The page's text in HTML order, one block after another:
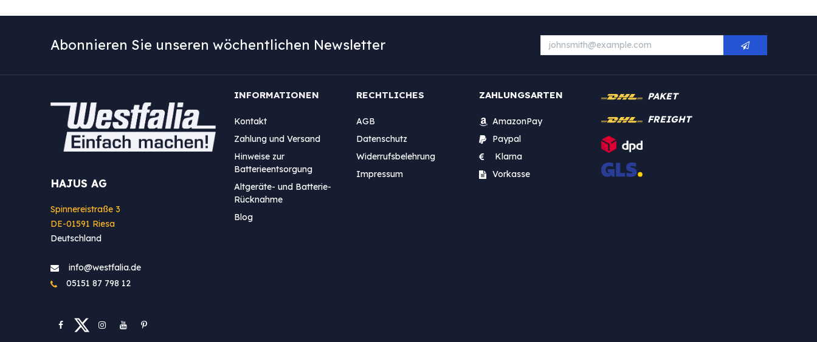
Abonnieren Sie unseren wöchentlichen Newsletter
HAJUS AG
Spinnereistraße 3
DE-01591 Riesa
Deutschland
info@westfa​lia.de
05151 87 798 12
INFORMATIONEN
Kontakt
Zahlung und Versand
Hinweise zur
Batterieentsorgung
Altgeräte- und Batterie-
Rücknahme
Blog
RECHTLICHES
AGB
Datenschutz
Widerrufsbelehrung
Impressum
ZAHLUNGSARTEN
AmazonPay
Paypal
Klarna
Vorkasse
PAKET
FREIGHT